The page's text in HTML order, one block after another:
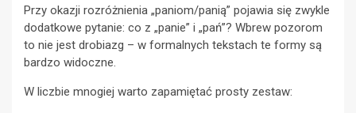
Przy okazji rozróżnienia „paniom/panią” pojawia się zwykle
dodatkowe pytanie: co z „panie” i „pań”? Wbrew pozorom
to nie jest drobiazg – w formalnych tekstach te formy są
bardzo widoczne.
W liczbie mnogiej warto zapamiętać prosty zestaw: